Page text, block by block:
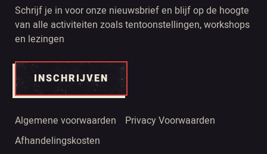
Schrijf je in voor onze nieuwsbrief en blijf op de hoogte
van alle activiteiten zoals tentoonstellingen, workshops
en lezingen
INSCHRIJVEN
Algemene voorwaarden
Privacy Voorwaarden
Afhandelingskosten